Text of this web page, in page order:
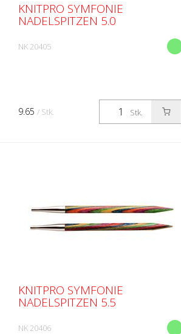
KNITPRO SYMFONIE
NADELSPITZEN 5.0
NK 20405
Stk.
9.65 / Stk.
KNITPRO SYMFONIE
NADELSPITZEN 5.5
NK 20406